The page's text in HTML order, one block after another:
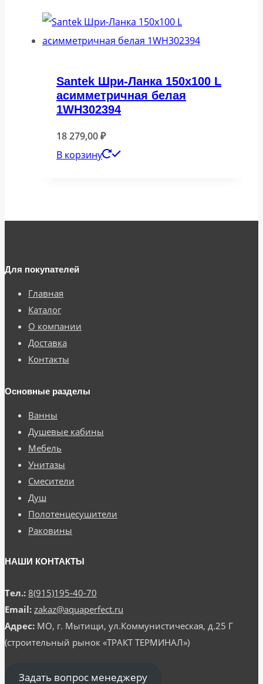
Santek Шри-Ланка 150х100 L
асимметричная белая
1WH302394
18 279,00₽
В корзину
Для покупателей
Главная
Каталог
О компании
Доставка
Контакты
Основные разделы
Ванны
Душевые кабины
Мебель
Унитазы
Смесители
Душ
Полотенцесушители
Раковины
НАШИ КОНТАКТЫ
Тел.: 8(915)195-40-70
Email: zakaz@aquaperfect.ru
Адрес: МО, г. Мытищи, ул.Коммунистическая, д.25 Г
(строительный рынок «ТРАКТ ТЕРМИНАЛ»)
Задать вопрос менеджеру